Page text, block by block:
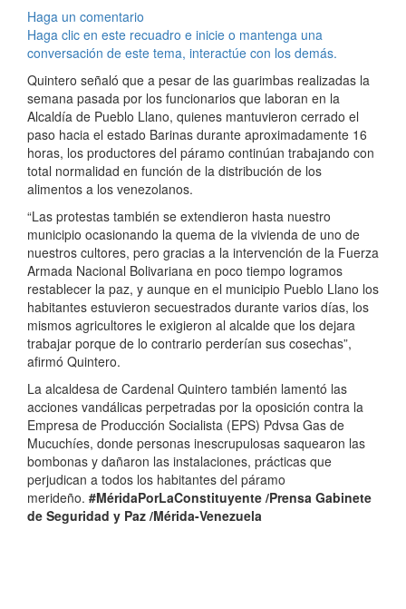
Haga un comentario
Haga clic en este recuadro e inicie o mantenga una
conversación de este tema, interactúe con los demás.
Quintero señaló que a pesar de las guarimbas realizadas la
semana pasada por los funcionarios que laboran en la
Alcaldía de Pueblo Llano, quienes mantuvieron cerrado el
paso hacia el estado Barinas durante aproximadamente 16
horas, los productores del páramo continúan trabajando con
total normalidad en función de la distribución de los
alimentos a los venezolanos.
“Las protestas también se extendieron hasta nuestro
municipio ocasionando la quema de la vivienda de uno de
nuestros cultores, pero gracias a la intervención de la Fuerza
Armada Nacional Bolivariana en poco tiempo logramos
restablecer la paz, y aunque en el municipio Pueblo Llano los
habitantes estuvieron secuestrados durante varios días, los
mismos agricultores le exigieron al alcalde que los dejara
trabajar porque de lo contrario perderían sus cosechas”,
afirmó Quintero.
La alcaldesa de Cardenal Quintero también lamentó las
acciones vandálicas perpetradas por la oposición contra la
Empresa de Producción Socialista (EPS) Pdvsa Gas de
Mucuchíes, donde personas inescrupulosas saquearon las
bombonas y dañaron las instalaciones, prácticas que
perjudican a todos los habitantes del páramo
merideño. #MéridaPorLaConstituyente /Prensa Gabinete
de Seguridad y Paz /Mérida-Venezuela